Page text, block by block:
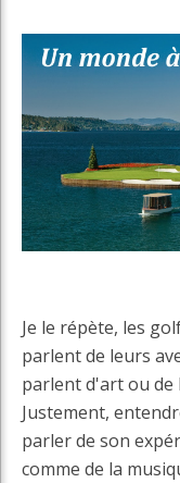
Je le répète, les
parlent de leurs
parlent d'art ou de
Justement,
parler de son
comme de la